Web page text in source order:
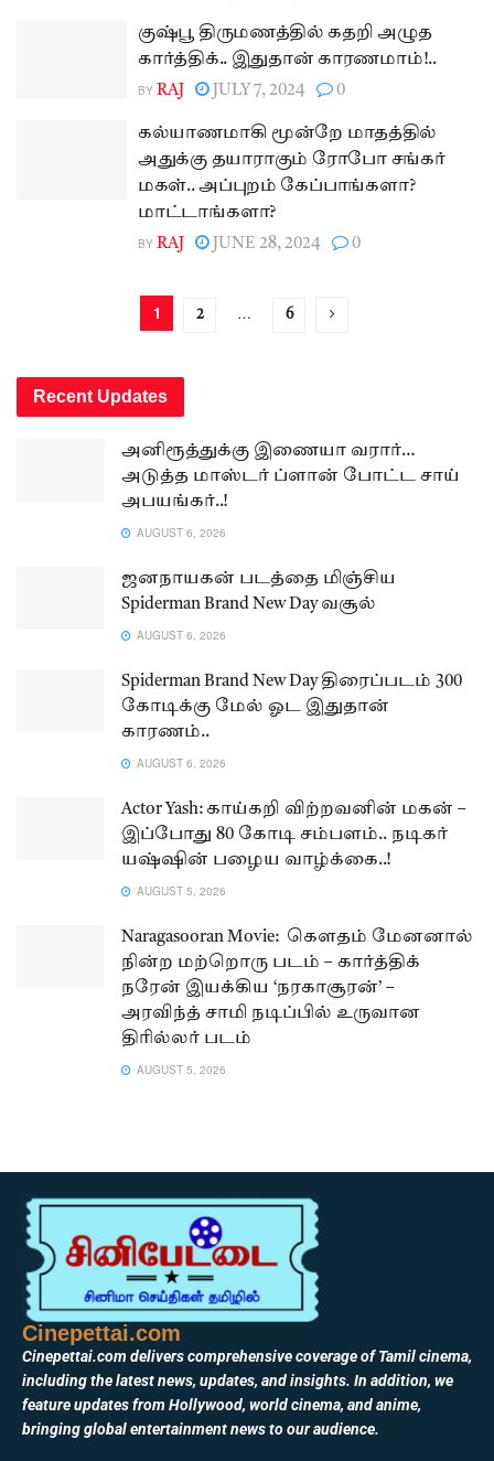
குஷ்பூ திருமணத்தில் கதறி அழுத
கார்த்திக்.. இதுதான் காரணமாம்!..
BY RAJ JULY 7, 2024 0
கல்யாணமாகி மூன்றே மாதத்தில்
அதுக்கு தயாராகும் ரோபோ சங்கர்
மகள்.. அப்புறம் கேப்பாங்களா?
மாட்டாங்களா?
BY RAJ JUNE 28, 2024 0
1 2 … 6
Recent Updates
அனிரூத்துக்கு இணையா வரார்…
அடுத்த மாஸ்டர் ப்ளான் போட்ட சாய்
அபயங்கர்..!
AUGUST 6, 2026
ஜனநாயகன் படத்தை மிஞ்சிய
Spiderman Brand New Day வசூல்
AUGUST 6, 2026
Spiderman Brand New Day திரைப்படம் 300
கோடிக்கு மேல் ஓட இதுதான்
காரணம்..
AUGUST 6, 2026
Actor Yash: காய்கறி விற்றவனின் மகன் –
இப்போது 80 கோடி சம்பளம்.. நடிகர்
யஷ்ஷின் பழைய வாழ்க்கை..!
AUGUST 5, 2026
Naragasooran Movie: கௌதம் மேனனால்
நின்ற மற்றொரு படம் – கார்த்திக்
நரேன் இயக்கிய ‘நரகாசூரன்’ –
அரவிந்த் சாமி நடிப்பில் உருவான
திரில்லர் படம்
AUGUST 5, 2026
Cinepettai.com
Cinepettai.com delivers comprehensive coverage of Tamil cinema,
including the latest news, updates, and insights. In addition, we
feature updates from Hollywood, world cinema, and anime,
bringing global entertainment news to our audience.